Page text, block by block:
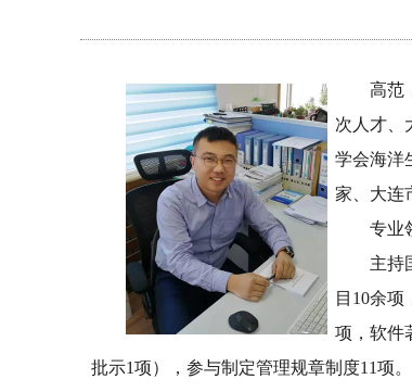
高范
次人才、
学会海洋
家、大连
专业
主持
目10余
项，软件
批示1项），参与制定管理规章制度11项。